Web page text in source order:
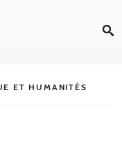
ET HUMANITÉS